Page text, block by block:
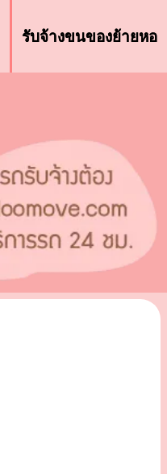
รับจ้างขนของย้ายหอ